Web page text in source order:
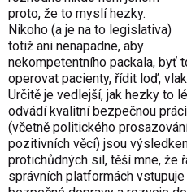
proto, že to myslí hezky.
Nikoho (a je na to legislativa)
totiž ani nenapadne, aby
nekompetentního packala, byť
operovat pacienty, řídit loď,
Určitě je vedlejší, jak hezky to
odvádí kvalitní bezpečnou
(včetně politického
pozitivních věcí) jsou
protichůdných sil, těší mne, že
správních platformách